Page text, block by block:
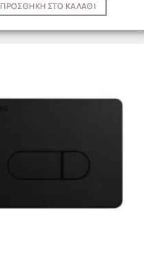
ΠΡΟΣΘΉΚΗ ΣΤΟ ΚΑΛΆΘΙ